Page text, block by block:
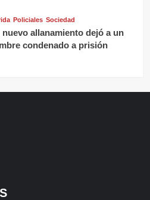
Policiales Sociedad
nuevo allanamiento dejó a un
condenado a prisión